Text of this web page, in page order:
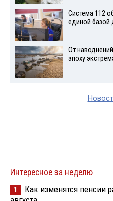
Система 112
единой базой
От
эпоху
Интересное за неделю
1
Как изменятся пенсии